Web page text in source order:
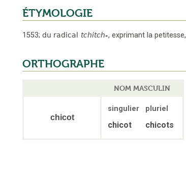
ÉTYMOLOGIE
1553; du radical tchitch-, exprimant la petitesse,
ORTHOGRAPHE
NOM MASCULIN
chicot
singulier pluriel
chicot chicots